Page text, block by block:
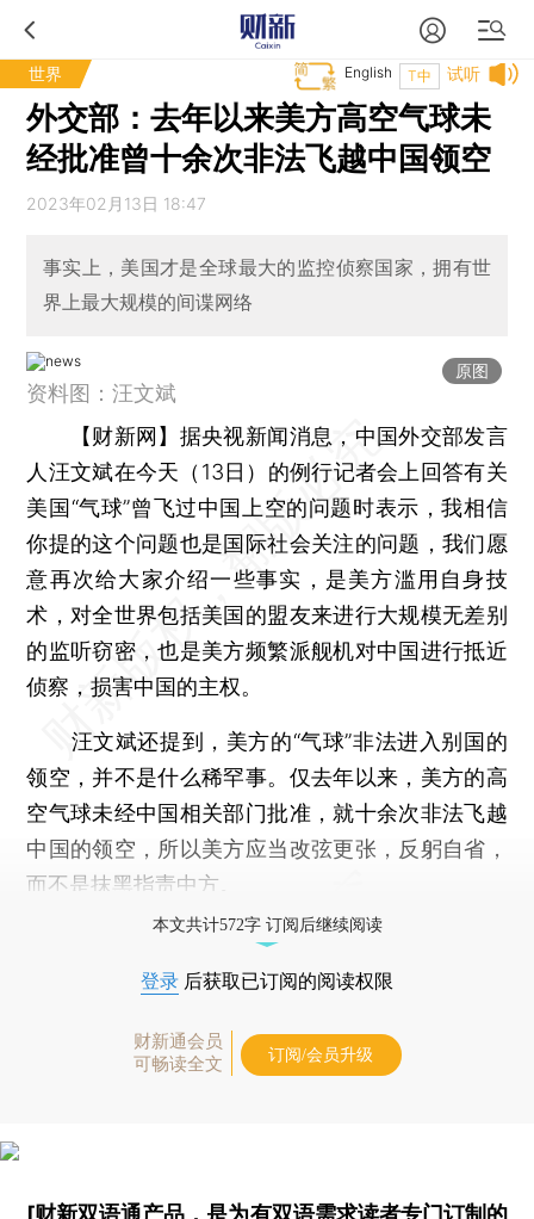
世界 试听
T中
English
外交部：去年以来美方高空气球未
经批准曾十余次非法飞越中国领空
2023年02月13日 18:47
事实上，美国才是全球最大的监控侦察国家，拥有世
界上最大规模的间谍网络
原图
资料图：汪文斌
【财新网】 据央视新闻消息，中国外交部发言
人汪文斌在今天（13日）的例行记者会上回答有关
美国“气球”曾飞过中国上空的问题时表示，我相信
你提的这个问题也是国际社会关注的问题，我们愿
意再次给大家介绍一些事实，是美方滥用自身技
术，对全世界包括美国的盟友来进行大规模无差别
的监听窃密，也是美方频繁派舰机对中国进行抵近
侦察，损害中国的主权。
汪文斌还提到，美方的“气球”非法进入别国的
领空，并不是什么稀罕事。仅去年以来，美方的高
空气球未经中国相关部门批准，就十余次非法飞越
中国的领空，所以美方应当改弦更张，反躬自省，
而不是抹黑指责中方。
本文共计572字 订阅后继续阅读
登录 后获取已订阅的阅读权限
财新通会员
可畅读全文
订阅/会员升级
[财新双语通产品，是为有双语需求读者专门订制的